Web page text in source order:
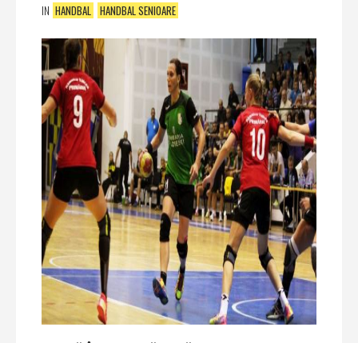
IN HANDBAL HANDBAL SENIOARE